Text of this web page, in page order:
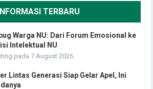
TERBARU
Warga NU: Dari Forum Emosional ke
Intelektual NU
pada 7 August 2026
Lintas Generasi Siap Gelar Apel, Ini